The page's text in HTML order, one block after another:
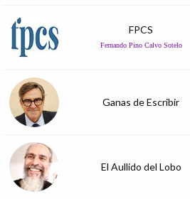
FPCS
Fernando Pino Calvo Sotelo
Ganas de Escribir
El Aullido del Lobo